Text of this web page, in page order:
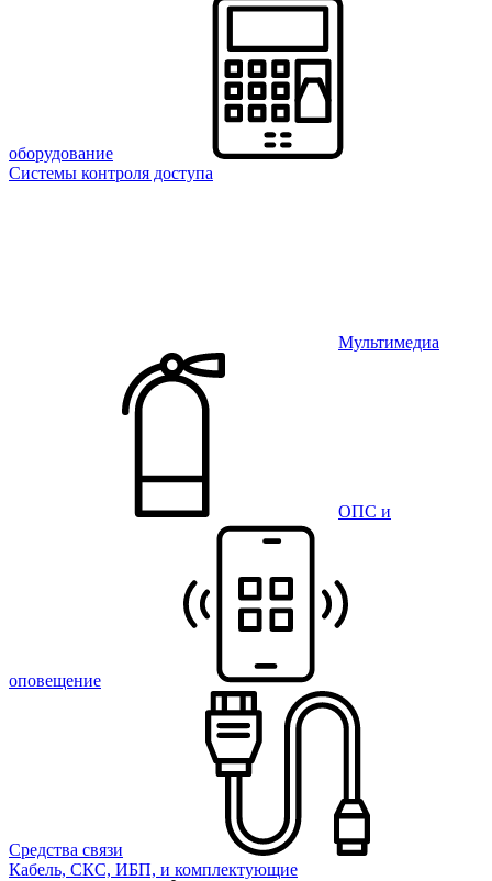
оборудование
Системы контроля доступа
Мультимедиа
ОПС и
оповещение
Средства связи
Кабель, СКС, ИБП, и комплектующие